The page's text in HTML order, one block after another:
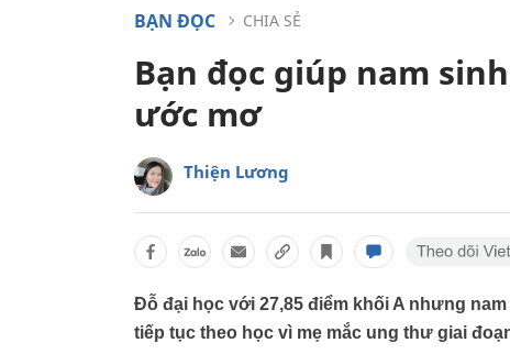
BẠN ĐỌC CHIA SẺ
Bạn đọc giúp nam
ước mơ
Thiện Lương
Đỗ đại học với 27,85 điểm khối A nhưng
tiếp tục theo học vì mẹ mắc ung thư giai